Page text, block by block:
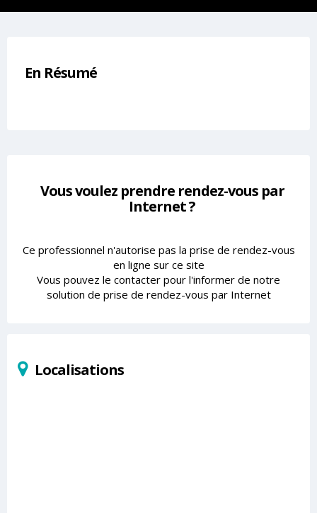
En Résumé
Vous voulez prendre rendez-vous par
Internet ?
Ce professionnel n'autorise pas la prise de rendez-vous
en ligne sur ce site
Vous pouvez le contacter pour l'informer de notre
solution de prise de rendez-vous par Internet
Localisations